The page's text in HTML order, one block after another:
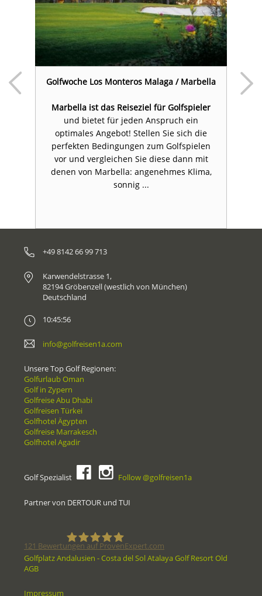
Golfwoche Los Monteros Malaga / Marbella
Marbella ist das Reiseziel für Golfspieler
und bietet für jeden Anspruch ein
optimales Angebot! Stellen Sie sich die
perfekten Bedingungen zum Golfspielen
vor und vergleichen Sie diese dann mit
denen von Marbella: angenehmes Klima,
sonnig ...
+49 8142 66 99 713
Karwendelstrasse 1,
82194 Gröbenzell (westlich von München)
Deutschland
10:45:56
info@golfreisen1a.com
Unsere Top Golf Regionen:
Golfurlaub Oman
Golf in Zypern
Golfreise Abu Dhabi
Golfreisen Türkei
Golfhotel Ägypten
Golfreise Marrakesch
Golfhotel Agadir
Golf Spezialist Follow @golfreisen1a
Partner von DERTOUR und TUI
121 Bewertungen auf ProvenExpert.com
Golfplatz Andalusien - Costa del Sol Atalaya Golf Resort Old
AGB
Impressum